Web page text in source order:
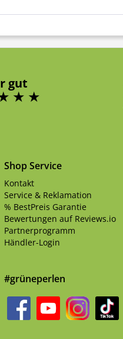
gut
Shop Service
Kontakt
Service & Reklamation
% BestPreis Garantie
Bewertungen auf Reviews.io
Partnerprogramm
Händler-Login
#grüneperlen